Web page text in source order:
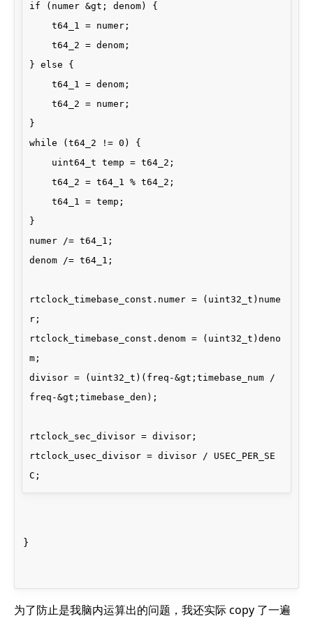
if (numer &gt; denom) {
} else {
}
while (t64_2 != 0) {
}
numer /= t64_1;
denom /= t64_1;
rtclock_timebase_const.numer = (uint32_t)nume
r;
rtclock_timebase_const.denom = (uint32_t)deno
m;
divisor = (uint32_t)(freq-&gt;timebase_num /
freq-&gt;timebase_den);
rtclock_sec_divisor = divisor;
rtclock_usec_divisor = divisor / USEC_PER_SE
}
为了防止是我脑内运算出的问题，我还实际 copy 了一遍